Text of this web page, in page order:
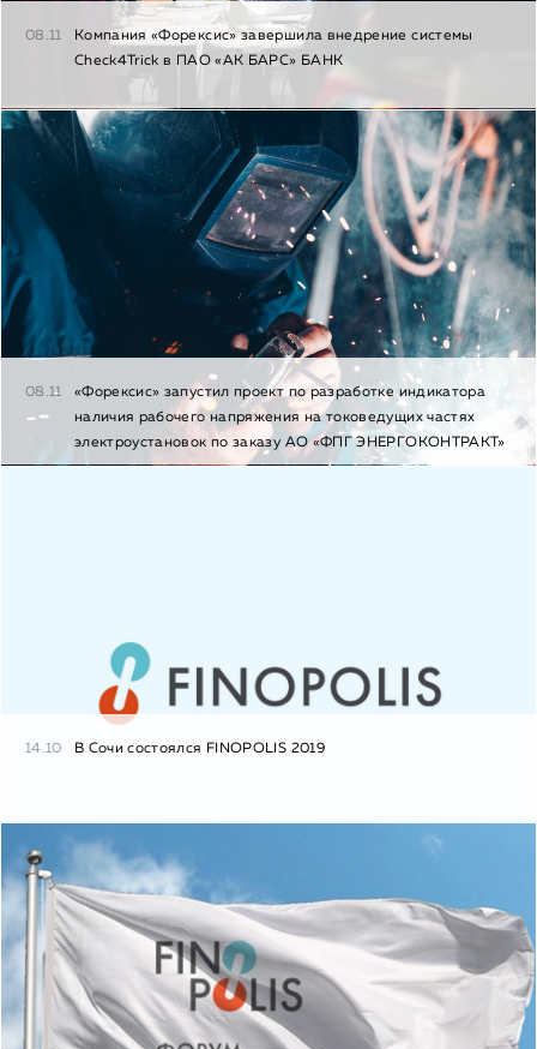
08.11
Компания «Форексис» завершила внедрение системы
Check4Trick в ПАО «АК БАРС» БАНК
08.11
«Форексис» запустил проект по разработке индикатора
наличия рабочего напряжения на токоведущих частях
электроустановок по заказу АО «ФПГ ЭНЕРГОКОНТРАКТ»
14.10 В Сочи состоялся FINOPOLIS 2019